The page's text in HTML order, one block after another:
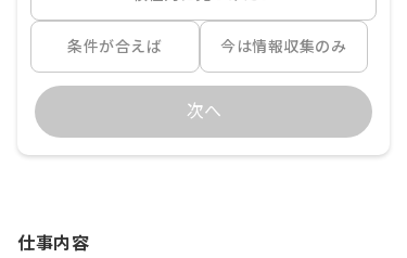
条件が合えば 今は情報収集のみ
次へ
仕事内容